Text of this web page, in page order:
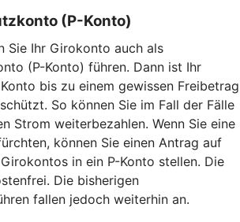
(P-Konto)
Sie Ihr Girokonto auch als
(P-Konto) führen. Dann ist Ihr
bis zu einem gewissen Freibetrag
So können Sie im Fall der Fälle
Strom weiterbezahlen. Wenn Sie eine
können Sie einen Antrag auf
in ein P-Konto stellen. Die
Die bisherigen
fallen jedoch weiterhin an.